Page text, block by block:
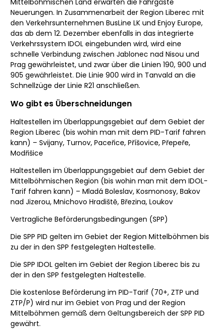
Neuerungen. In Zusammenarbeit der Region Liberec mit
den Verkehrsunternehmen BusLine LK und Enjoy Europe,
das ab dem 12. Dezember ebenfalls in das integrierte
Verkehrssystem IDOL eingebunden wird, wird eine
schnelle Verbindung zwischen Jablonec nad Nisou und
Prag gewährleistet, und zwar über die Linien 190, 900 und
905 gewährleistet. Die Linie 900 wird in Tanvald an die
Schnellzüge der Linie R21 anschließen.
Wo gibt es Überschneidungen
Haltestellen im Überlappungsgebiet auf dem Gebiet der
Region Liberec (bis wohin man mit dem PID-Tarif fahren
kann) – Svijany, Turnov, Paceřice, Příšovice, Přepeře,
Modřišice
Haltestellen im Überlappungsgebiet auf dem Gebiet der
Mittelböhmischen Region (bis wohin man mit dem IDOL-
Tarif fahren kann) – Mladá Boleslav, Kosmonosy, Bakov
nad Jizerou, Mnichovo Hradiště, Březina, Loukov
Vertragliche Beförderungsbedingungen (SPP)
Die SPP PID gelten im Gebiet der Region Mittelböhmen bis
zu der in den SPP festgelegten Haltestelle.
Die SPP IDOL gelten im Gebiet der Region Liberec bis zu
der in den SPP festgelegten Haltestelle.
Die kostenlose Beförderung im PID-Tarif (70+, ZTP und
ZTP/P) wird nur im Gebiet von Prag und der Region
Mittelböhmen gemäß dem Geltungsbereich der SPP PID
gewährt.